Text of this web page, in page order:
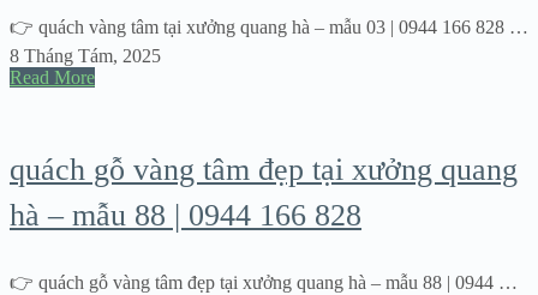
👉 quách vàng tâm tại xưởng quang hà – mẫu 03 | 0944 166 828 …
8 Tháng Tám, 2025
Read More
quách gỗ vàng tâm đẹp tại xưởng quang
hà – mẫu 88 | 0944 166 828
👉 quách gỗ vàng tâm đẹp tại xưởng quang hà – mẫu 88 | 0944 …